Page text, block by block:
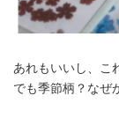
あれもいいし、こ
でも季節柄？なぜ